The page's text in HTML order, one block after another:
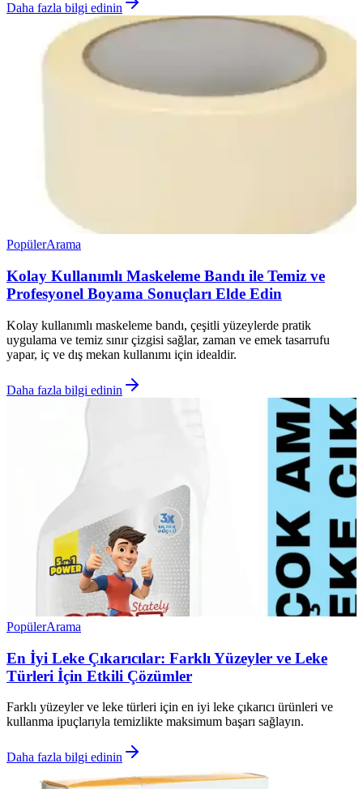
Daha fazla bilgi edinin
PopülerArama
Kolay Kullanımlı Maskeleme Bandı ile Temiz ve
Profesyonel Boyama Sonuçları Elde Edin
Kolay kullanımlı maskeleme bandı, çeşitli yüzeylerde pratik
uygulama ve temiz sınır çizgisi sağlar, zaman ve emek tasarrufu
yapar, iç ve dış mekan kullanımı için idealdir.
Daha fazla bilgi edinin
PopülerArama
En İyi Leke Çıkarıcılar: Farklı Yüzeyler ve Leke
Türleri İçin Etkili Çözümler
Farklı yüzeyler ve leke türleri için en iyi leke çıkarıcı ürünleri ve
kullanma ipuçlarıyla temizlikte maksimum başarı sağlayın.
Daha fazla bilgi edinin